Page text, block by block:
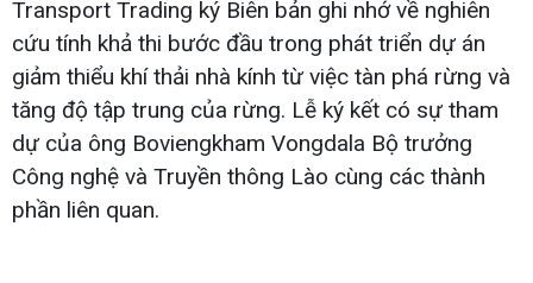
Transport Trading ký Biên bản ghi nhớ về nghiên
cứu tính khả thi bước đầu trong phát triển dự án
giảm thiểu khí thải nhà kính từ việc tàn phá rừng và
tăng độ tập trung của rừng. Lễ ký kết có sự tham
dự của ông Boviengkham Vongdala Bộ trưởng
Công nghệ và Truyền thông Lào cùng các thành
phần liên quan.